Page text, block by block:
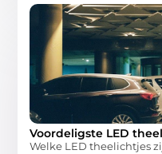
Voordeligste LED
Welke LED theelichtjes